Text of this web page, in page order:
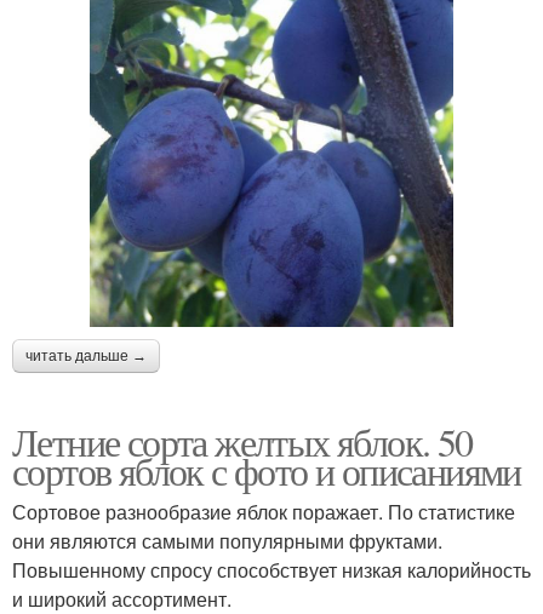
читать дальше →
Летние сорта желтых яблок. 50
сортов яблок с фото и описаниями
Сортовое разнообразие яблок поражает. По статистике
они являются самыми популярными фруктами.
Повышенному спросу способствует низкая калорийность
и широкий ассортимент.